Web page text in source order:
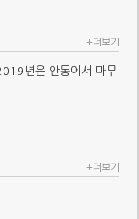
+더보기
년은 안동에서 마무
+더보기